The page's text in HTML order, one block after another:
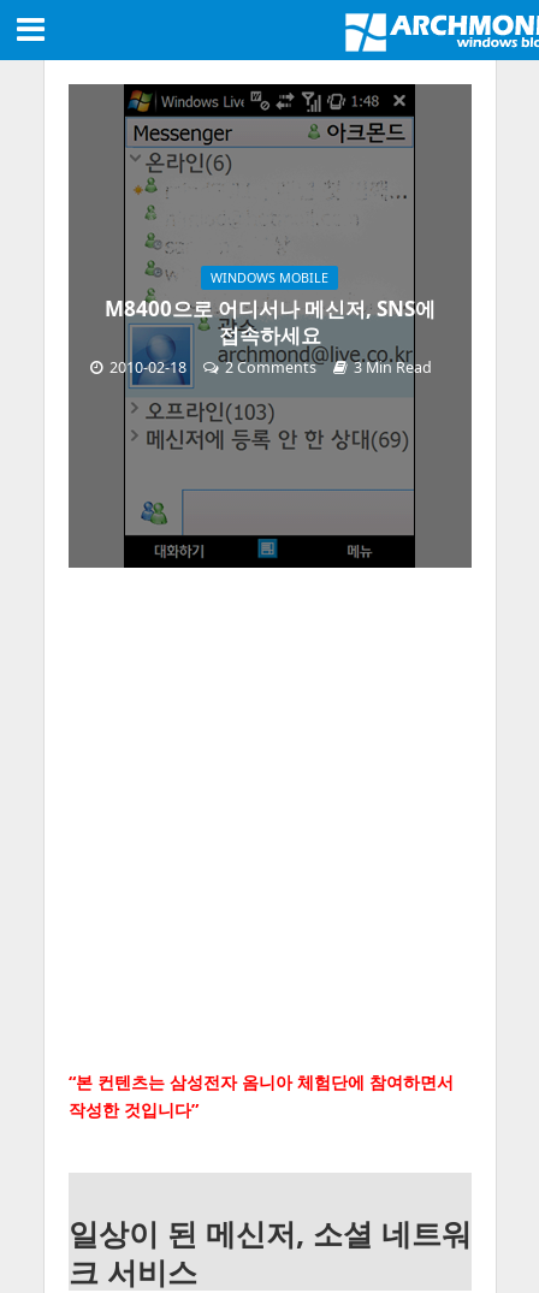
WINDOWS MOBILE
M8400으로 어디서나 메신저, SNS에
접속하세요
2010-02-18 2 Comments 3 Min Read
“본 컨텐츠는 삼성전자 옴니아 체험단에 참여하면서
작성한 것입니다”
일상이 된 메신저, 소셜 네트워
크 서비스